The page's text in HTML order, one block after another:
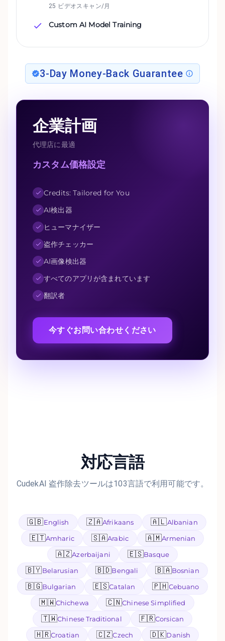
25 ビデオスキャン/月
Custom AI Model Training
3-Day Money-Back Guarantee
企業計画
代理店に最適
カスタム価格設定
Credits: Tailored for You
AI検出器
ヒューマナイザー
盗作チェッカー
AI画像検出器
すべてのアプリが含まれています
翻訳者
今すぐお問い合わせください
対応言語
CudekAI 盗作除去ツールは103言語で利用可能です。
🇬🇧English 🇿🇦Afrikaans 🇦🇱Albanian
🇪🇹Amharic 🇸🇦Arabic 🇦🇲Armenian
🇦🇿Azerbaijani 🇪🇸Basque
🇧🇾Belarusian 🇧🇩Bengali 🇧🇦Bosnian
🇧🇬Bulgarian 🇪🇸Catalan 🇵🇭Cebuano
🇲🇼Chichewa 🇨🇳Chinese Simplified
🇹🇼Chinese Traditional 🇫🇷Corsican
🇭🇷Croatian 🇨🇿Czech 🇩🇰Danish